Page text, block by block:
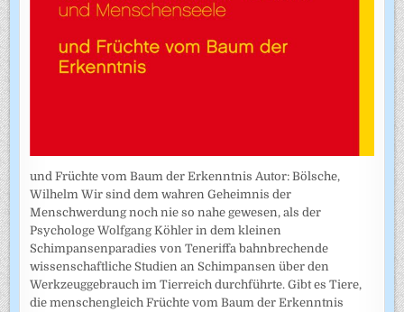
und Früchte vom Baum der Erkenntnis Autor: Bölsche,
Wilhelm Wir sind dem wahren Geheimnis der
Menschwerdung noch nie so nahe gewesen, als der
Psychologe Wolfgang Köhler in dem kleinen
Schimpansenparadies von Teneriffa bahnbrechende
wissenschaftliche Studien an Schimpansen über den
Werkzeuggebrauch im Tierreich durchführte. Gibt es Tiere,
die menschengleich Früchte vom Baum der Erkenntnis